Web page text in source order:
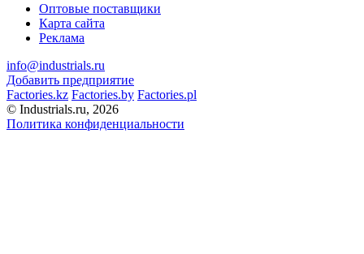
Оптовые поставщики
Карта сайта
Реклама
info@industrials.ru
Добавить предприятие
Factories.kz Factories.by Factories.pl
© Industrials.ru, 2026
Политика конфиденциальности